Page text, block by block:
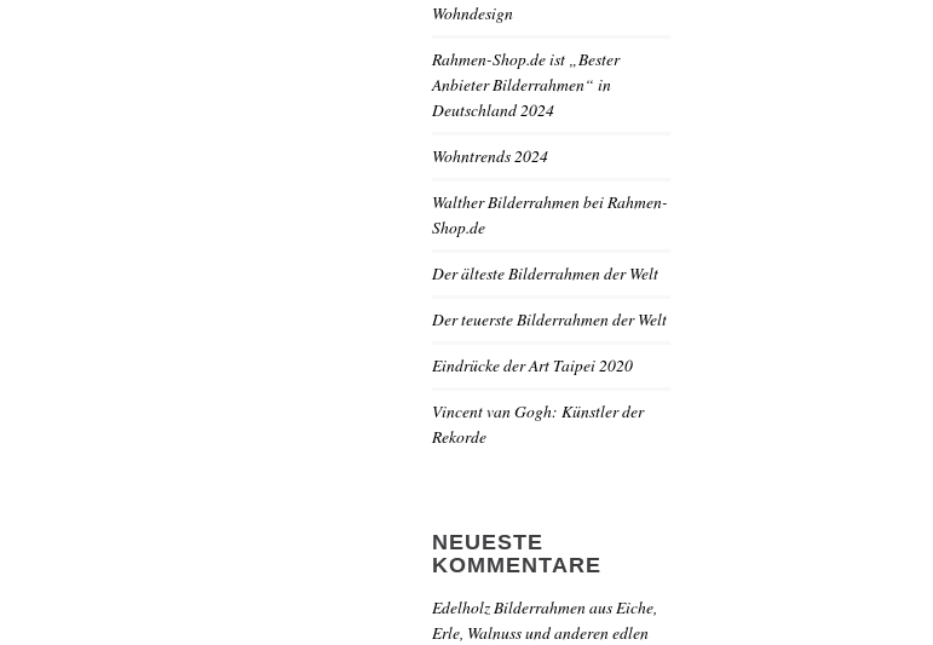
Wohndesign
Rahmen-Shop.de ist „Bester
Anbieter Bilderrahmen“ in
Deutschland 2024
Wohntrends 2024
Walther Bilderrahmen bei Rahmen-
Shop.de
Der älteste Bilderrahmen der Welt
Der teuerste Bilderrahmen der Welt
Eindrücke der Art Taipei 2020
Vincent van Gogh: Künstler der
Rekorde
NEUESTE
KOMMENTARE
Edelholz Bilderrahmen aus Eiche,
Erle, Walnuss und anderen edlen